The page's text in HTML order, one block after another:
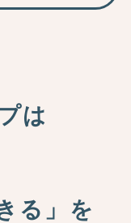
は
る」を